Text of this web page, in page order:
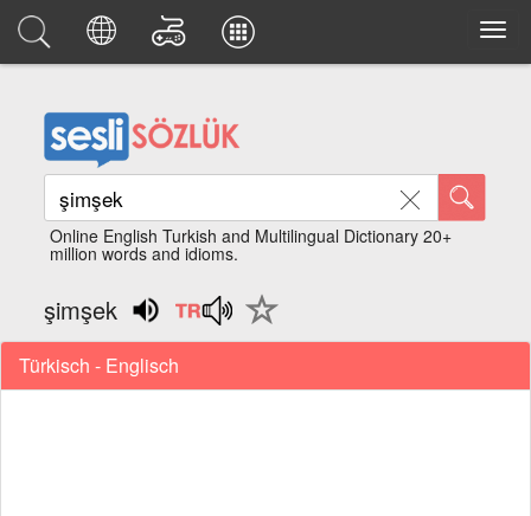
Online English Turkish and Multilingual Dictionary 20+
million words and idioms.
şimşek
Türkisch - Englisch